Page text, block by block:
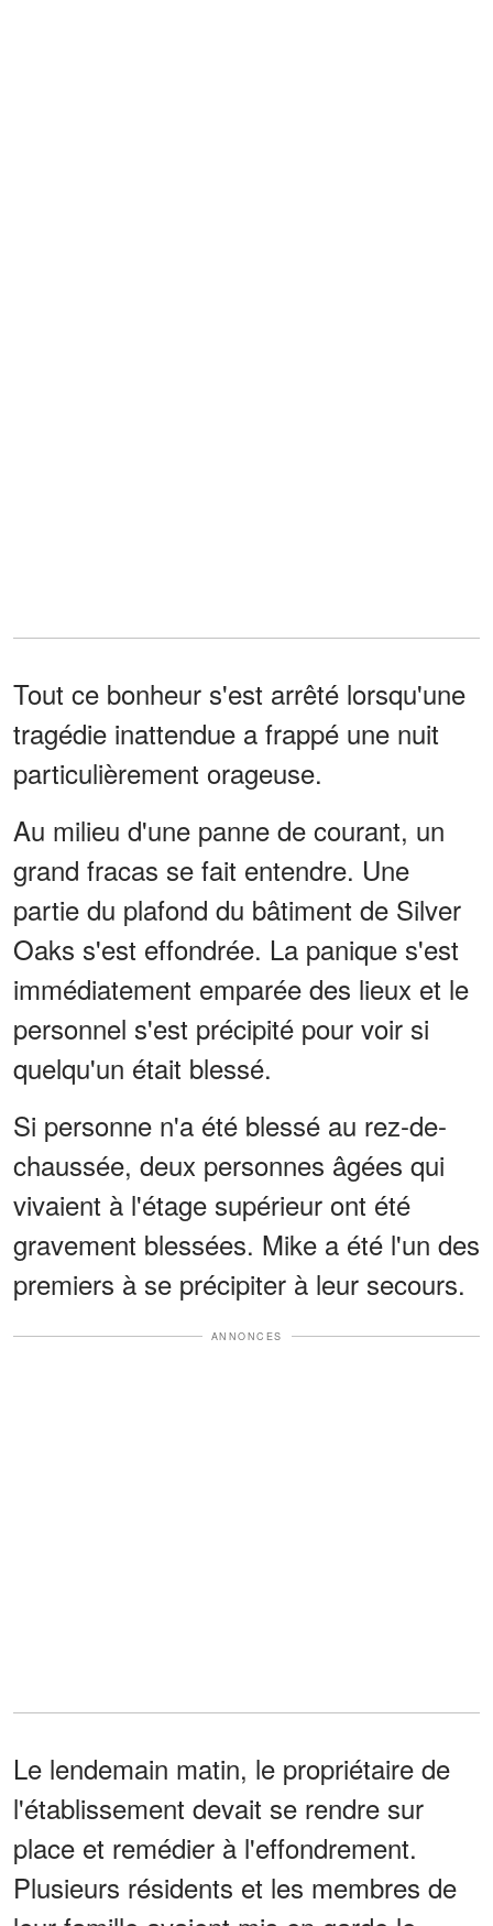
Tout ce bonheur s'est arrêté lorsqu'une
tragédie inattendue a frappé une nuit
particulièrement orageuse.
Au milieu d'une panne de courant, un
grand fracas se fait entendre. Une
partie du plafond du bâtiment de Silver
Oaks s'est effondrée. La panique s'est
immédiatement emparée des lieux et le
personnel s'est précipité pour voir si
quelqu'un était blessé.
Si personne n'a été blessé au rez-de-
chaussée, deux personnes âgées qui
vivaient à l'étage supérieur ont été
gravement blessées. Mike a été l'un des
premiers à se précipiter à leur secours.
ANNONCES
Le lendemain matin, le propriétaire de
l'établissement devait se rendre sur
place et remédier à l'effondrement.
Plusieurs résidents et les membres de